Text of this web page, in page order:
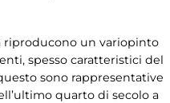
riproducono un variopinto
spesso caratteristici del
sono rappresentative
quarto di secolo a